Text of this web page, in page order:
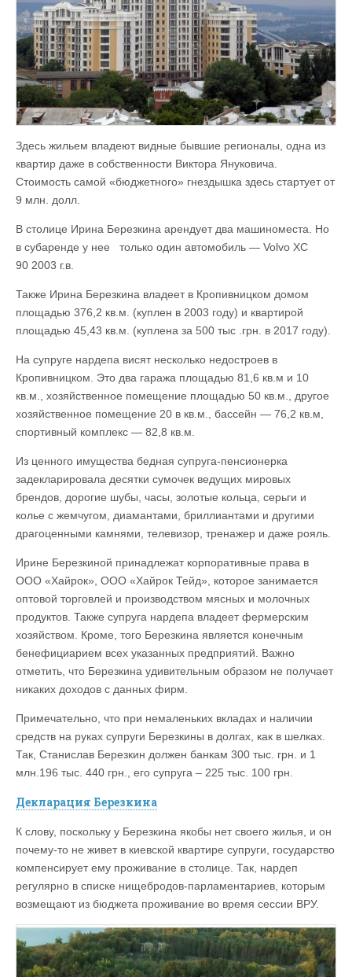
Здесь жильем владеют видные бывшие регионалы, одна из
квартир даже в собственности Виктора Януковича.
Стоимость самой «бюджетного» гнездышка здесь стартует от
9 млн. долл.
В столице Ирина Березкина арендует два машиноместа. Но
в субаренде у нее только один автомобиль — Volvo XC
90 2003 г.в.
Также Ирина Березкина владеет в Кропивницком домом
площадью 376,2 кв.м. (куплен в 2003 году) и квартирой
площадью 45,43 кв.м. (куплена за 500 тыс .грн. в 2017 году).
На супруге нардепа висят несколько недостроев в
Кропивницком. Это два гаража площадью 81,6 кв.м и 10
кв.м., хозяйственное помещение площадью 50 кв.м., другое
хозяйственное помещение 20 в кв.м., бассейн — 76,2 кв.м,
спортивный комплекс — 82,8 кв.м.
Из ценного имущества бедная супруга-пенсионерка
задекларировала десятки сумочек ведущих мировых
брендов, дорогие шубы, часы, золотые кольца, серьги и
колье с жемчугом, диамантами, бриллиантами и другими
драгоценными камнями, телевизор, тренажер и даже рояль.
Ирине Березкиной принадлежат корпоративные права в
ООО «Хайрок», ООО «Хайрок Тейд», которое занимается
оптовой торговлей и производством мясных и молочных
продуктов. Также супруга нардепа владеет фермерским
хозяйством. Кроме, того Березкина является конечным
бенефициарием всех указанных предприятий. Важно
отметить, что Березкина удивительным образом не получает
никаких доходов с данных фирм.
Примечательно, что при немаленьких вкладах и наличии
средств на руках супруги Березкины в долгах, как в шелках.
Так, Станислав Березкин должен банкам 300 тыс. грн. и 1
млн.196 тыс. 440 грн., его супруга – 225 тыс. 100 грн.
Декларация Березкина
К слову, поскольку у Березкина якобы нет своего жилья, и он
почему-то не живет в киевской квартире супруги, государство
компенсирует ему проживание в столице. Так, нардеп
регулярно в списке нищебродов-парламентариев, которым
возмещают из бюджета проживание во время сессии ВРУ.